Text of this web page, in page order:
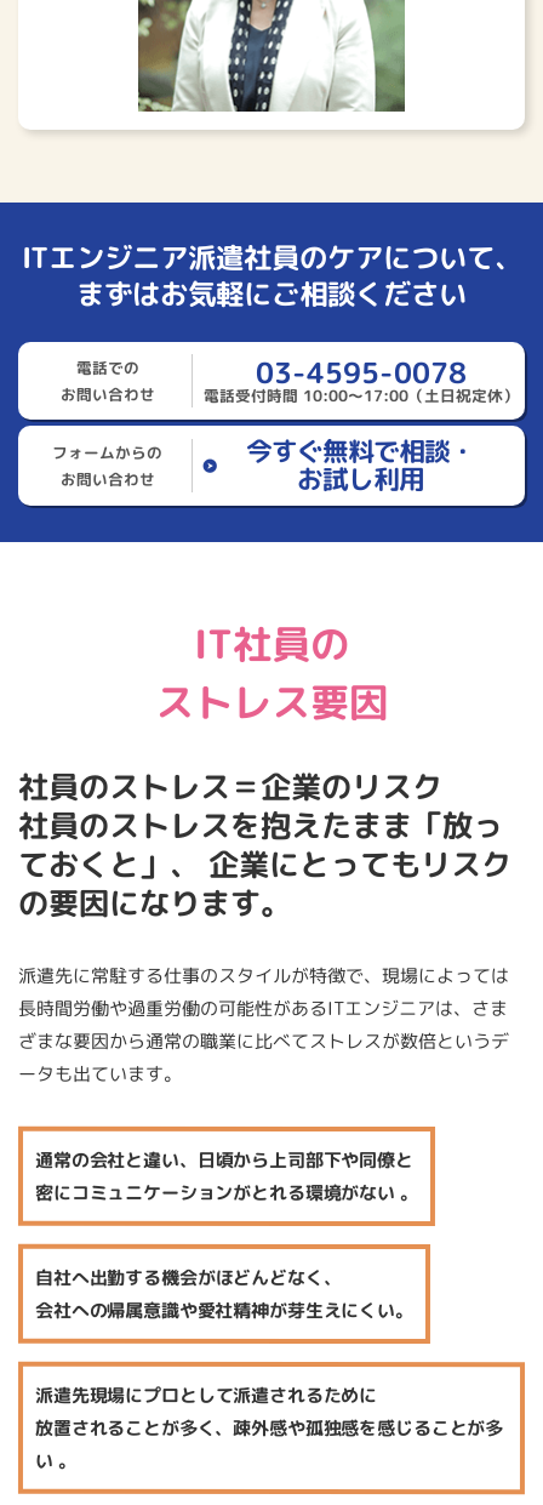
ITエンジニア派遣社員のケアについて、
まずはお気軽にご相談ください
電話での
お問い合わせ
03-4595-0078
電話受付時間 10:00～17:00（土日祝定休）
フォームからの
お問い合わせ
今すぐ無料で相談・
お試し利用
IT社員の
ストレス要因
社員のストレス＝企業のリスク
社員のストレスを抱えたまま「放っ
ておくと」、 企業にとってもリスク
の要因になります。
派遣先に常駐する仕事のスタイルが特徴で、現場によっては
長時間労働や過重労働の可能性があるITエンジニアは、さま
ざまな要因から通常の職業に比べてストレスが数倍というデ
ータも出ています。
通常の会社と違い、日頃から上司部下や同僚と
密にコミュニケーションがとれる環境がない 。
自社へ出勤する機会がほどんどなく、
会社への帰属意識や愛社精神が芽生えにくい。
派遣先現場にプロとして派遣されるために
放置されることが多く、疎外感や孤独感を感じることが多
い 。